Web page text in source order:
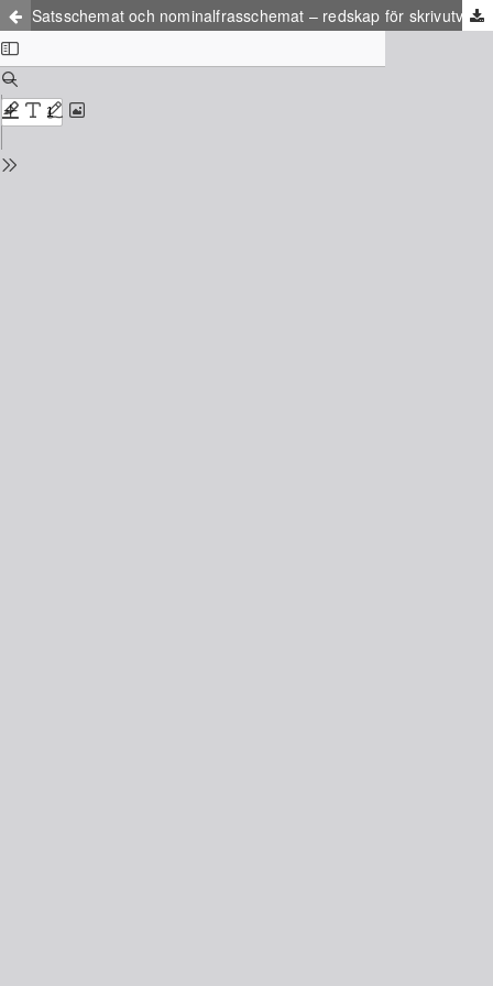
Satsschemat och nominalfrasschemat – redskap för skrivutveckling för skrivstarka elever